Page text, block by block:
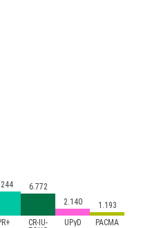
CR-IU-
UPyD PACMA
6.772
2.140
1.193